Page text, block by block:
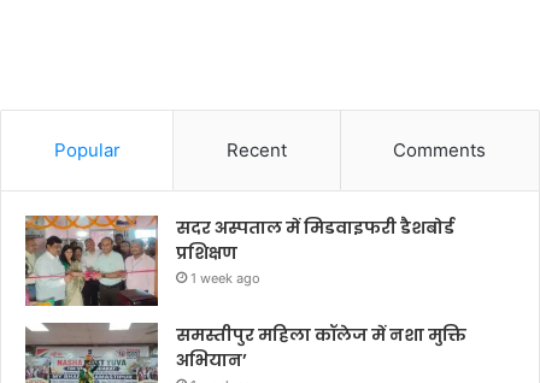
Popular Recent Comments
सदर अस्पताल में मिडवाइफरी डैशबोर्ड
प्रशिक्षण
1 week ago
समस्तीपुर महिला कॉलेज में नशा मुक्ति
अभियान’